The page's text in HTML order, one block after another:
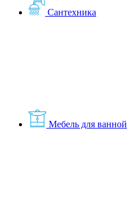
Сантехника
Мебель для ванной